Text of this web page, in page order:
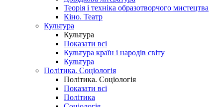
Теорія і техніка образотворчого мистецтва
Кіно. Театр
Культура
Культура
Показати всі
Культура країн і народів світу
Культура
Політика. Соціологія
Політика. Соціологія
Показати всі
Політика